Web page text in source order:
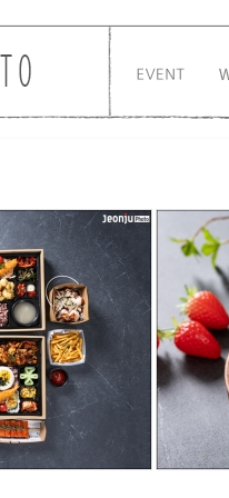
치북5
치북5